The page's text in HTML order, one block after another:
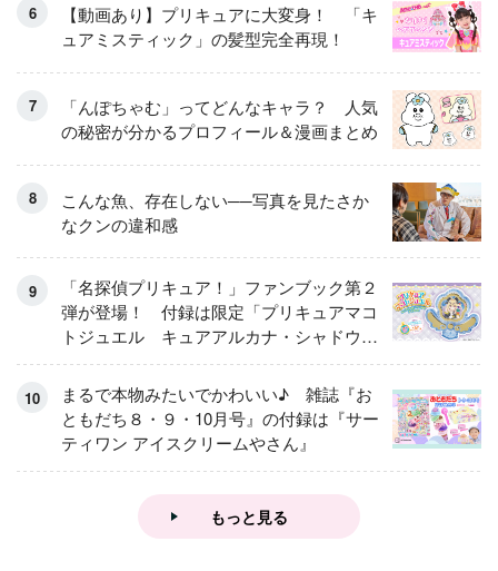
【動画あり】プリキュアに大変身！ 「キ
ュアミスティック」の髪型完全再現！
「んぽちゃむ」ってどんなキャラ？ 人気
の秘密が分かるプロフィール＆漫画まとめ
こんな魚、存在しない──写真を見たさか
なクンの違和感
「名探偵プリキュア！」ファンブック第２
弾が登場！ 付録は限定「プリキュアマコ
トジュエル キュアアルカナ・シャドウ
アイスver.」 キュアエクレールを大特
集！
まるで本物みたいでかわいい♪ 雑誌『お
ともだち８・９・10月号』の付録は『サー
ティワン アイスクリームやさん』
もっと見る